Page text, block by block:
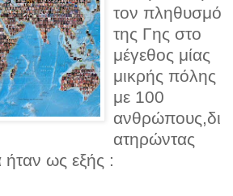
τον πληθυσμό
της Γης στο
μέγεθος μίας
μικρής πόλης
με 100
ανθρώπους,δι
ατηρώντας
ήταν ως εξής :